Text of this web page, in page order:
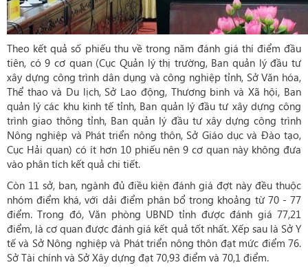
Theo kết quả số phiếu thu về trong năm đánh giá thí điểm đầu
tiên, có 9 cơ quan (Cục Quản lý thị trường, Ban quản lý đầu tư
xây dựng công trình dân dụng và công nghiệp tỉnh, Sở Văn hóa,
Thể thao và Du lịch, Sở Lao động, Thương binh và Xã hội, Ban
quản lý các khu kinh tế tỉnh, Ban quản lý đầu tư xây dựng công
trình giao thông tỉnh, Ban quản lý đầu tư xây dựng công trình
Nông nghiệp và Phát triển nông thôn, Sở Giáo dục và Đào tạo,
Cục Hải quan) có ít hơn 10 phiếu nên 9 cơ quan này không đưa
vào phân tích kết quả chi tiết.
Còn 11 sở, ban, ngành đủ điều kiện đánh giá đợt này đều thuộc
nhóm điểm khá, với dải điểm phân bổ trong khoảng từ 70 - 77
điểm. Trong đó, Văn phòng UBND tỉnh được đánh giá 77,21
điểm, là cơ quan được đánh giá kết quả tốt nhất. Xếp sau là Sở Y
tế và Sở Nông nghiệp và Phát triển nông thôn đạt mức điểm 76.
Sở Tài chính và Sở Xây dựng đạt 70,93 điểm và 70,1 điểm.